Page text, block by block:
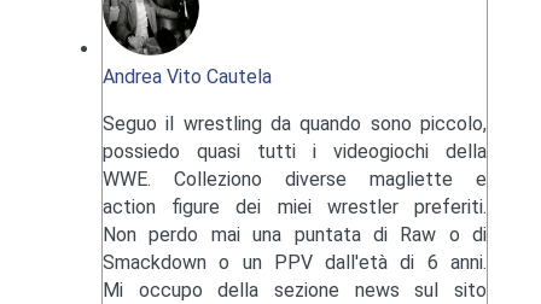
Andrea Vito Cautela
Seguo il wrestling da quando sono piccolo,
possiedo quasi tutti i videogiochi della
WWE. Colleziono diverse magliette e
action figure dei miei wrestler preferiti.
Non perdo mai una puntata di Raw o di
Smackdown o un PPV dall'età di 6 anni.
Mi occupo della sezione news sul sito